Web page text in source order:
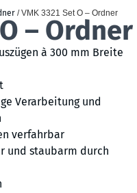
/ VMK 3321 Set O – Ordner
– Ordner
à 300 mm Breite
Verarbeitung und
verfahrbar
und staubarm durch